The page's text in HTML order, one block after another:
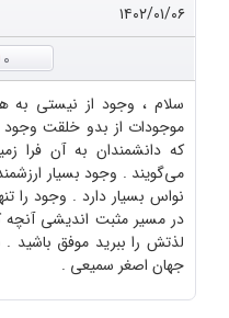
۱۴۰۲/۰۱/۰۶
0
سلام ، وجود از نیستی
موجودات از بدو خلقت وجود
که دانشمندان به آن فرا
می‌گویند . وجود بسیار
نواس بسیار دارد . وجود را
در مسیر مثبت اندیشی
لذتش را ببرید موفق باشید
جهان اصغر سمیعی .